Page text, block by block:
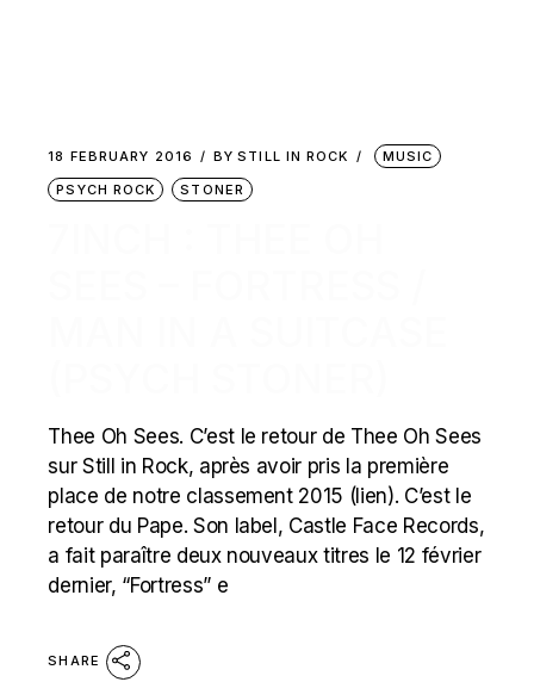
18 FEBRUARY 2016 BY STILL IN ROCK
MUSIC
PSYCH ROCK
STONER
Thee Oh Sees. C’est le retour de Thee Oh Sees
sur Still in Rock, après avoir pris la première
place de notre classement 2015 (lien). C’est le
retour du Pape. Son label, Castle Face Records,
a fait paraître deux nouveaux titres le 12 février
dernier, “Fortress” e
SHARE